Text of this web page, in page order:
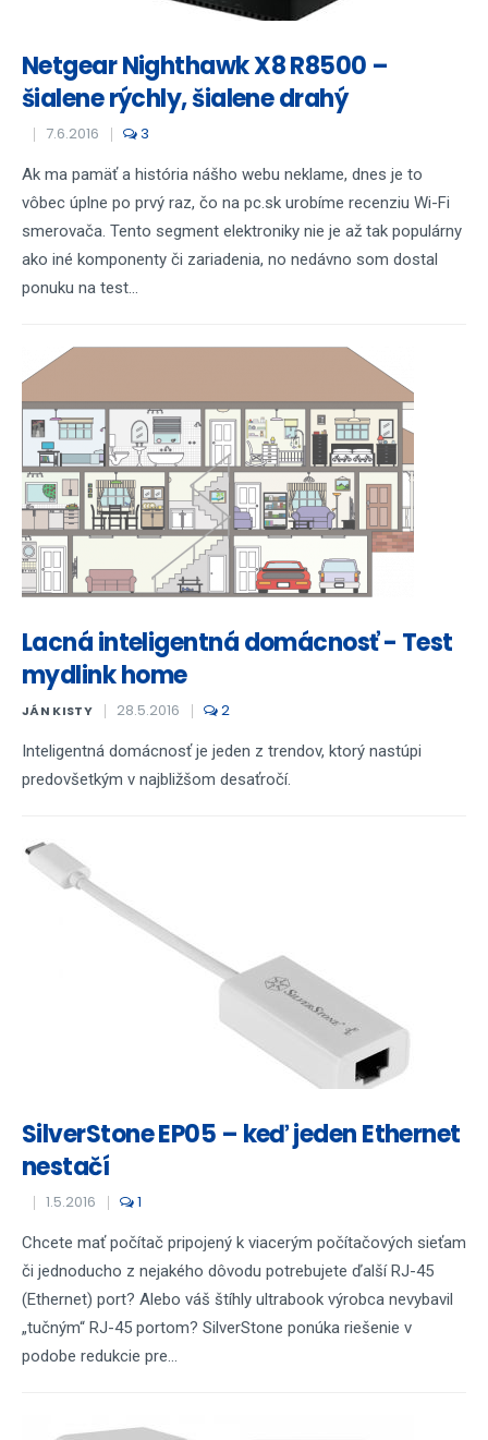
Netgear Nighthawk X8 R8500 –
šialene rýchly, šialene drahý
7.6.2016 3
Ak ma pamäť a história nášho webu neklame, dnes je to
vôbec úplne po prvý raz, čo na pc.sk urobíme recenziu Wi-Fi
smerovača. Tento segment elektroniky nie je až tak populárny
ako iné komponenty či zariadenia, no nedávno som dostal
ponuku na test...
Lacná inteligentná domácnosť - Test
mydlink home
JÁN KISTY 28.5.2016 2
Inteligentná domácnosť je jeden z trendov, ktorý nastúpi
predovšetkým v najbližšom desaťročí.
SilverStone EP05 – keď jeden Ethernet
nestačí
1.5.2016 1
Chcete mať počítač pripojený k viacerým počítačových sieťam
či jednoducho z nejakého dôvodu potrebujete ďalší RJ-45
(Ethernet) port? Alebo váš štíhly ultrabook výrobca nevybavil
„tučným“ RJ-45 portom? SilverStone ponúka riešenie v
podobe redukcie pre...